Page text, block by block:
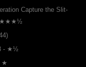
Capture the Slit-
- ★★★½
- ★½
★